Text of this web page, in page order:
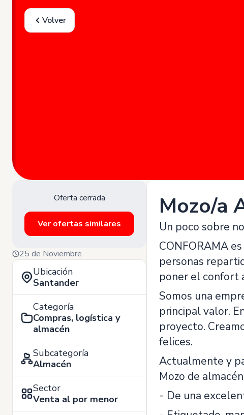
Volver
Oferta cerrada
Ver ofertas similares
25 de Noviembre
Ubicación
Santander
Categoría
Compras, logística y
almacén
Subcategoría
Almacén
Sector
Venta al por menor
Mozo/a
Un poco sobre
CONFORAMA
personas
poner el confort
Somos una
principal valor.
proyecto.
felices.
Actualmente y
Mozo de
- De una